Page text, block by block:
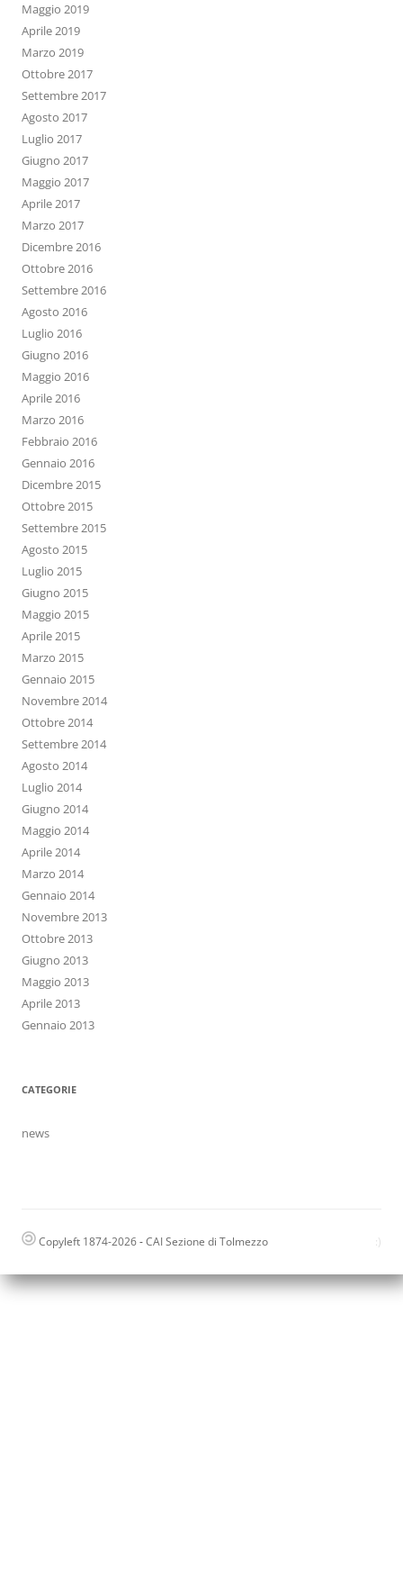
Maggio 2019
Aprile 2019
Marzo 2019
Ottobre 2017
Settembre 2017
Agosto 2017
Luglio 2017
Giugno 2017
Maggio 2017
Aprile 2017
Marzo 2017
Dicembre 2016
Ottobre 2016
Settembre 2016
Agosto 2016
Luglio 2016
Giugno 2016
Maggio 2016
Aprile 2016
Marzo 2016
Febbraio 2016
Gennaio 2016
Dicembre 2015
Ottobre 2015
Settembre 2015
Agosto 2015
Luglio 2015
Giugno 2015
Maggio 2015
Aprile 2015
Marzo 2015
Gennaio 2015
Novembre 2014
Ottobre 2014
Settembre 2014
Agosto 2014
Luglio 2014
Giugno 2014
Maggio 2014
Aprile 2014
Marzo 2014
Gennaio 2014
Novembre 2013
Ottobre 2013
Giugno 2013
Maggio 2013
Aprile 2013
Gennaio 2013
CATEGORIE
news
Copyleft 1874-2026-CAI Sezione di Tolmezzo :)